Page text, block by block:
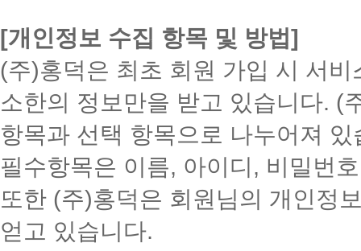
[개인정보 수집 항목 및 방법]
(주)홍덕은 최초 회원 가입 시 서
소한의 정보만을 받고 있습니다. (
항목과 선택 항목으로 나누어져 있
필수항목은 이름, 아이디, 비밀번
또한 (주)홍덕은 회원님의 개인정
얻고 있습니다.